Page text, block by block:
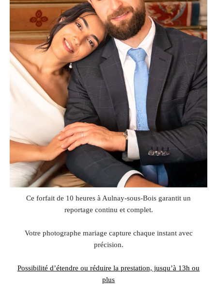
Ce forfait de 10 heures à Aulnay-sous-Bois garantit un
reportage continu et complet.
Votre photographe mariage capture chaque instant avec
précision.
Possibilité d’étendre ou réduire la prestation, jusqu’à 13h ou
plus